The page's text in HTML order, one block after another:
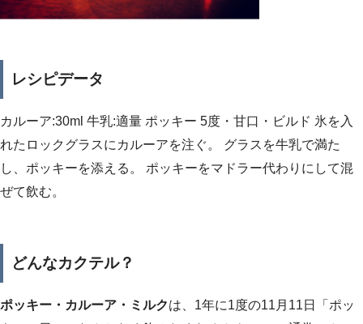
レシピデータ
カルーア:30ml 牛乳:適量 ポッキー 5度・甘口・ビルド 氷を入
れたロックグラスにカルーアを注ぐ。 グラスを牛乳で満た
し、ポッキーを添える。 ポッキーをマドラー代わりにして混
ぜて飲む。
どんなカクテル？
ポッキー・カルーア・ミルクは、1年に1度の11月11日「ポッ